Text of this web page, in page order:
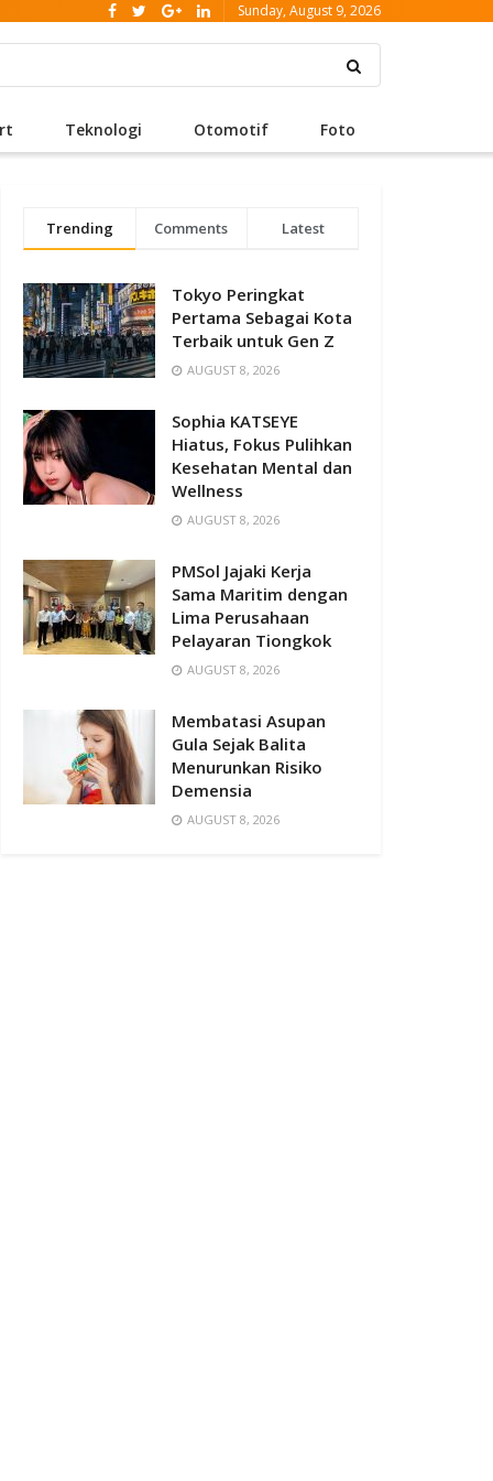
Sunday, August 9, 2026
Teknologi Otomotif Foto
Trending Comments Latest
Tokyo Peringkat
Pertama Sebagai Kota
Terbaik untuk Gen Z
AUGUST 8, 2026
Sophia KATSEYE
Hiatus, Fokus Pulihkan
Kesehatan Mental dan
Wellness
AUGUST 8, 2026
PMSol Jajaki Kerja
Sama Maritim dengan
Lima Perusahaan
Pelayaran Tiongkok
AUGUST 8, 2026
Membatasi Asupan
Gula Sejak Balita
Menurunkan Risiko
Demensia
AUGUST 8, 2026